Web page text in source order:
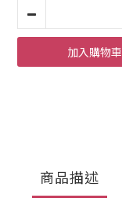
加入購物車
商品描述